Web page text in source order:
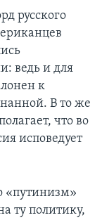
русского
ведь и для
к
В то же
что во
исповедует
«путинизм»
ту политику,